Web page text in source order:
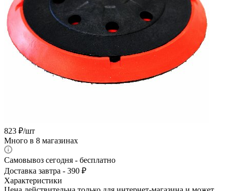
823 ₽/шт
Много в 8 магазинах
Самовывоз сегодня - бесплатно
Доставка завтра - 390 ₽
Характеристики